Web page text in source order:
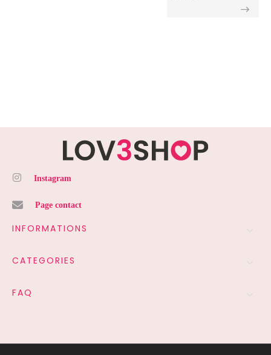
Instagram
Page contact
INFORMATIONS
CATEGORIES
FAQ